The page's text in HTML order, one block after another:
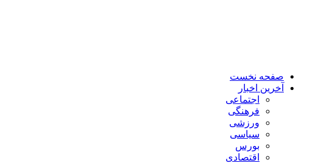
صفحه نخست
آخرین اخبار
اجتماعی
فرهنگی
ورزشی
سیاسی
بورس
اقتصادی